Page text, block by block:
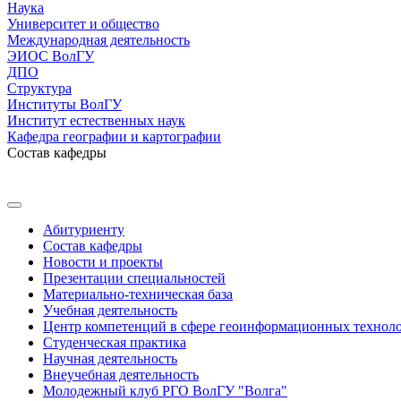
Наука
Университет и общество
Международная деятельность
ЭИОС ВолГУ
ДПО
Структура
Институты ВолГУ
Институт естественных наук
Кафедра географии и картографии
Состав кафедры
Абитуриенту
Состав кафедры
Новости и проекты
Презентации специальностей
Материально-техническая база
Учебная деятельность
Центр компетенций в сфере геоинформационных
Студенческая практика
Научная деятельность
Внеучебная деятельность
Молодежный клуб РГО ВолГУ "Волга"